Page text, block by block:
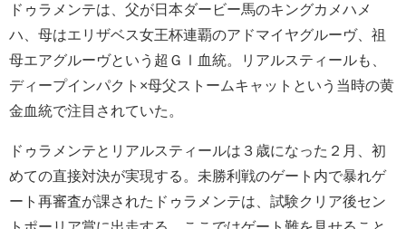
ドゥラメンテは、父が日本ダービー馬のキングカメハメ
ハ、母はエリザベス女王杯連覇のアドマイヤグルーヴ、祖
母エアグルーヴという超ＧⅠ血統。リアルスティールも、
ディープインパクト×母父ストームキャットという当時の黄
金血統で注目されていた。
ドゥラメンテとリアルスティールは３歳になった２月、初
めての直接対決が実現する。未勝利戦のゲート内で暴れゲ
ート再審査が課されたドゥラメンテは、試験クリア後セン
トポーリア賞に出走する。ここではゲート難を見せること